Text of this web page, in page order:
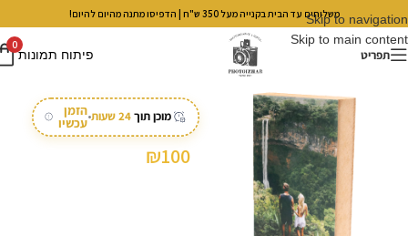
Skip to navigation
Skip to main content
משלוחים עד הבית בקנייה מעל 350 ש"ח | הדפיסו מתנה מהיום להיום!
תפריט פיתוח תמונות
0 עמוד הבית / מתנות מתנות ליום נישואין
מוכן תוך24 שעות •הזמן
עכשיו
₪100